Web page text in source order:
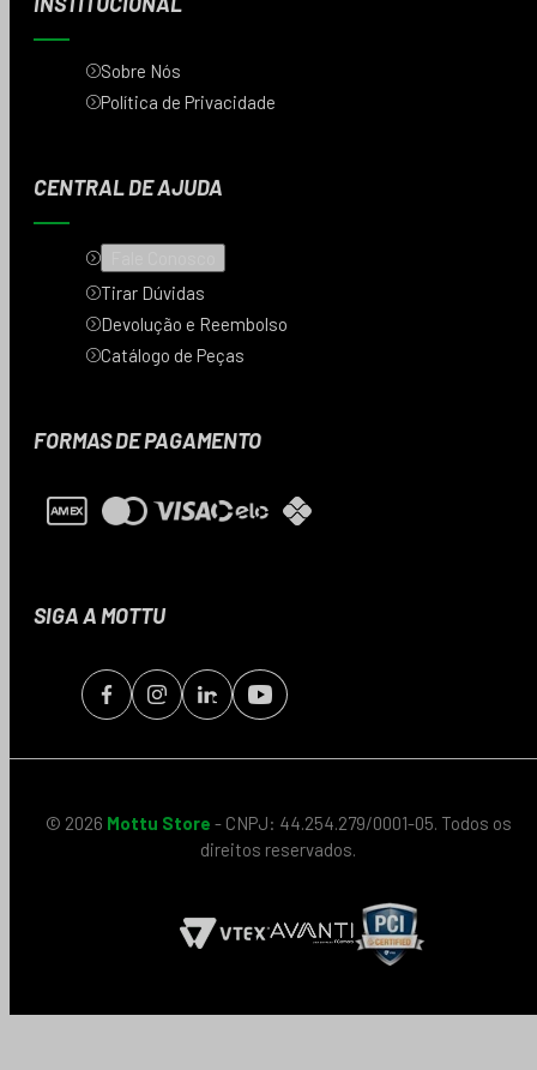
Sobre Nós
Política de Privacidade
CENTRAL DE AJUDA
Tirar Dúvidas
Devolução e Reembolso
Catálogo de Peças
FORMAS DE PAGAMENTO
SIGA A MOTTU
© 2026 Mottu Store - CNPJ: 44.254.279/0001-05. Todos os
direitos reservados.